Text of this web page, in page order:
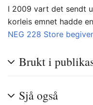
I 2009 vart det sendt
korleis emnet hadde
NEG 228 Store
Brukt i
Sjå også